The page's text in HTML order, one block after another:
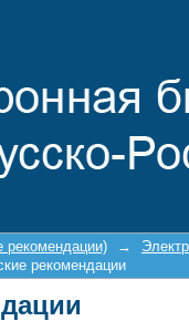
рекомендации) →
рекомендации